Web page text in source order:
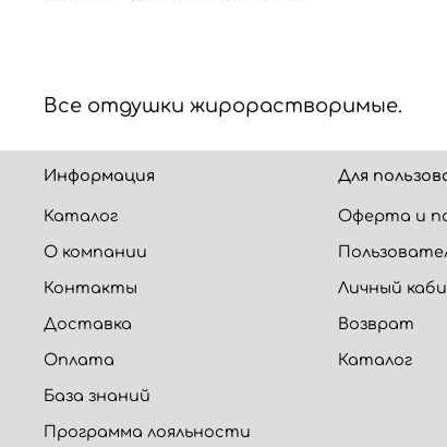
Все отдушки жирорастворимые.
Информация
Каталог
О компании
Контакты
Доставка
Оплата
База знаний
Программа лояльности
Для
Оферта и
Личный
Возврат
Каталог